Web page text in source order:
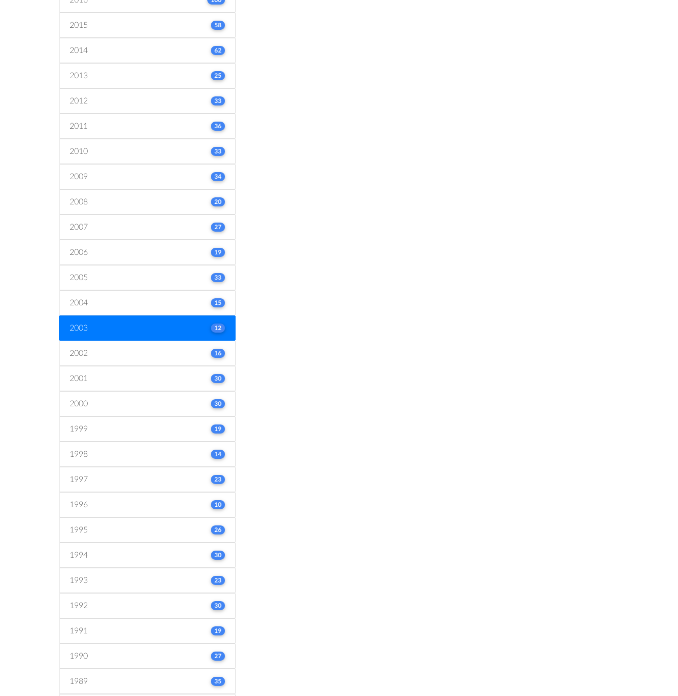
2015 58
2014 62
2013 25
2012 33
2011 36
2010 33
2009 34
2008 20
2007 27
2006 19
2005 33
2004 15
2003 12
2002 16
2001 30
2000 30
1999 19
1998 14
1997 23
1996 10
1995 26
1994 30
1993 23
1992 30
1991 19
1990 27
1989 35